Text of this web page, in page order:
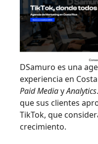
DSamuro es una
experiencia en
Paid MediayAnalytics
que sus clientes
TikTok, que
crecimiento.